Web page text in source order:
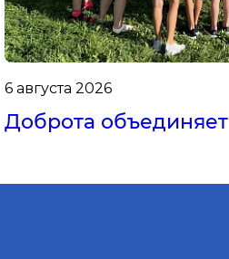
6 августа 2026
Доброта объединяет